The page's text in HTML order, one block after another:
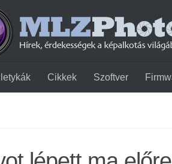
Cikkek Szoftver